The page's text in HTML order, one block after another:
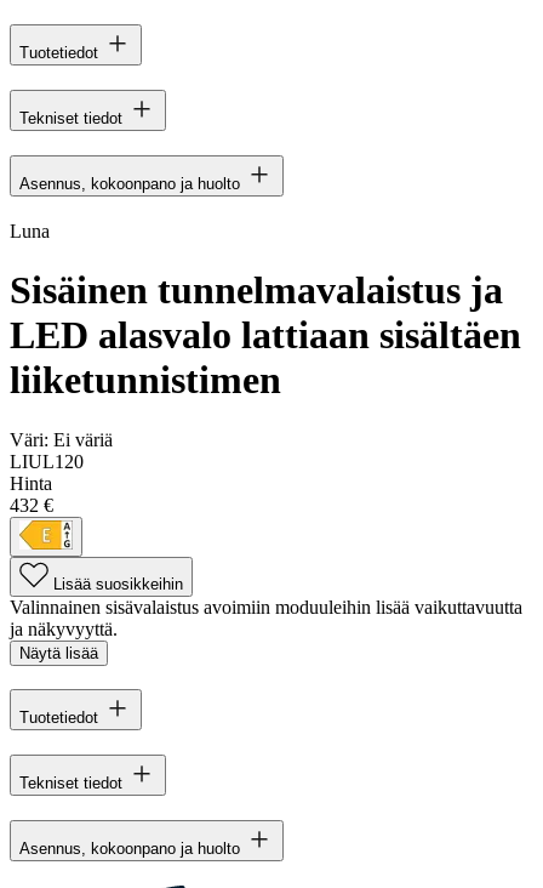
Tuotetiedot
Tekniset tiedot
Asennus, kokoonpano ja huolto
Luna
Sisäinen tunnelmavalaistus ja
LED alasvalo lattiaan sisältäen
liiketunnistimen
Väri: Ei väriä
LIUL120
Hinta
432 €
Lisää suosikkeihin
Valinnainen sisävalaistus avoimiin moduuleihin lisää vaikuttavuutta
ja näkyvyyttä.
Näytä lisää
Tuotetiedot
Tekniset tiedot
Asennus, kokoonpano ja huolto